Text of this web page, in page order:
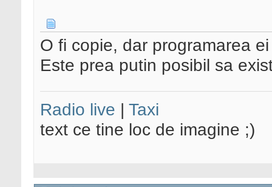
O fi copie, dar programarea
Este prea putin posibil sa
Radio live | Taxi
text ce tine loc de imagine ;)